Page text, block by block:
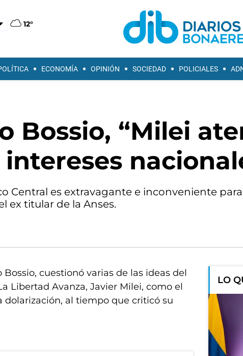
12°
ECONOMÍA OPINIÓN SOCIEDAD POLICIALES
Bossio, “Milei
Central es extravagante e inconveniente
ex titular de la Anses.
cuestionó varias de las ideas del
Libertad Avanza, Javier Milei, como el
dolarización, al tiempo que criticó su
LO